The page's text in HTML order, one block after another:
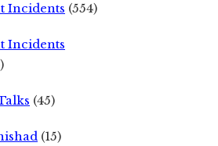
Incidents (554)
Incidents
(45)
(15)